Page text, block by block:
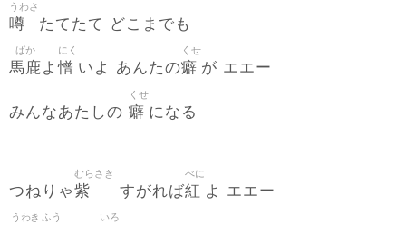
噂
うわさ
たてたて どこまでも
馬鹿
ばか
よ憎
にく
いよ あんたの癖
くせ
が エエー
みんなあたしの 癖
くせ
になる
つねりゃ紫
むらさき
すがれば紅
べに
よ エエー
うわき ふう いろ